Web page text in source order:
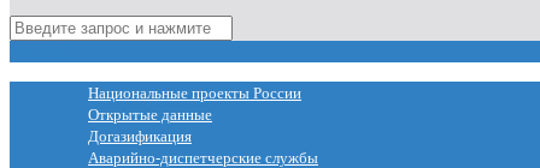
Национальные проекты России
Открытые данные
Догазификация
Аварийно-диспетчерские службы